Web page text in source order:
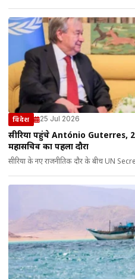
विदेश 25 Jul 2026
सीरिया पहुंचे António Guterres,
महासचिव का पहला दौरा
सीरिया के नए राजनीतिक दौर के बीच UN